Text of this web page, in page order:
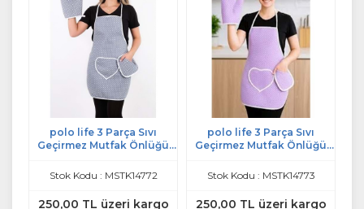
polo life 3 Parça Sıvı
Geçirmez Mutfak Önlüğü
Stok Kodu : MSTK14772
250,00 TL üzeri kargo
polo life 3 Parça Sıvı
Geçirmez Mutfak Önlüğü
Stok Kodu : MSTK14773
250,00 TL üzeri kargo